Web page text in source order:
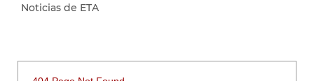
Noticias de ETA